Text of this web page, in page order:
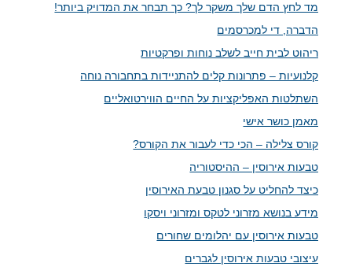
מד לחץ הדם שלך משקר לך? כך תבחר את המדויק ביותר!
הדברה, די למכרסמים
ריהוט לבית חייב לשלב נוחות ופרקטיות
קלנועיות – פתרונות קלים להתניידות בתחבורה נוחה
השתלטות האפליקציות על החיים הווירטואליים
מאמן כושר אישי
קורס צלילה – הכי כדי לעבור את הקורס?
טבעות אירוסין – ההיסטוריה
כיצד להחליט על סגנון טבעת האירוסין
מידע בנושא מזרוני לטקס ומזרוני ויסקו
טבעות אירוסין עם יהלומים שחורים
עיצובי טבעות אירוסין לגברים